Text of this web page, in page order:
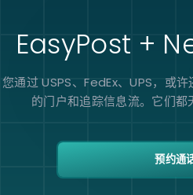
EasyPost +
您通过 USPS、FedEx、UPS，或
的门户和追踪信息流。它们
预约通